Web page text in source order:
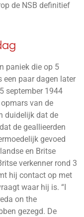
de NSB definitief
paniek die op 5
een paar dagen later
september 1944
van de
duidelijk dat de
de geallieerden
gevoed
en Britse
verkenner rond 3
hij contact op met
waar hij is. “I
on the
gezegd. De